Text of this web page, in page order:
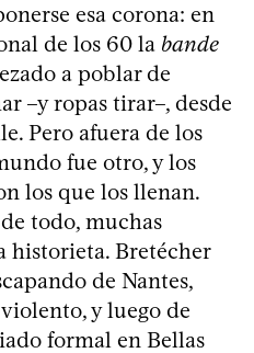
esa corona: en
de los 60 la bande
a poblar de
–y ropas tirar–, desde
Pero afuera de los
fue otro, y los
los que los llenan.
todo, muchas
historieta. Bretécher
de Nantes,
y luego de
formal en Bellas